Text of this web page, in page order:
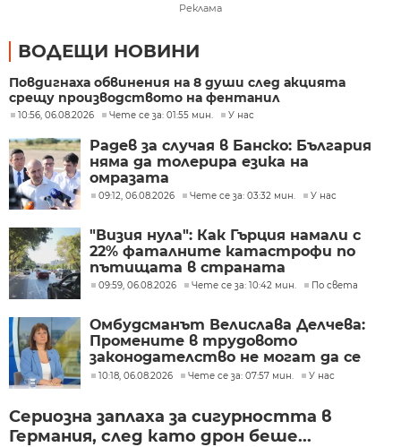
Реклама
ВОДЕЩИ НОВИНИ
Повдигнаха обвинения на 8 души след акцията
срещу производството на фентанил
10:56, 06.08.2026 Чете се за: 01:55 мин. У нас
Радев за случая в Банско: България
няма да толерира езика на
омразата
09:12, 06.08.2026 Чете се за: 03:32 мин. У нас
"Визия нула": Как Гърция намали с
22% фаталните катастрофи по
пътищата в страната
09:59, 06.08.2026 Чете се за: 10:42 мин. По света
Омбудсманът Велислава Делчева:
Промените в трудовото
законодателство не могат да се
правят през бюджета
10:18, 06.08.2026 Чете се за: 07:57 мин. У нас
Сериозна заплаха за сигурността в
Германия, след като дрон беше...